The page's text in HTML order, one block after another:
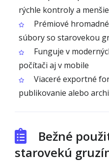
rýchle kontroly a
Prémiové
súbory so starovekou
Funguje v
počítači aj v mobile
Viaceré exportné
publikovanie alebo
Bežné
starovekú